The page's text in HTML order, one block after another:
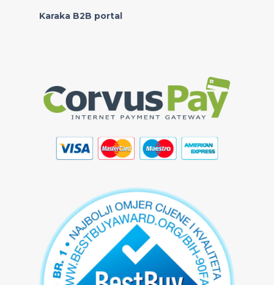
Karaka B2B portal